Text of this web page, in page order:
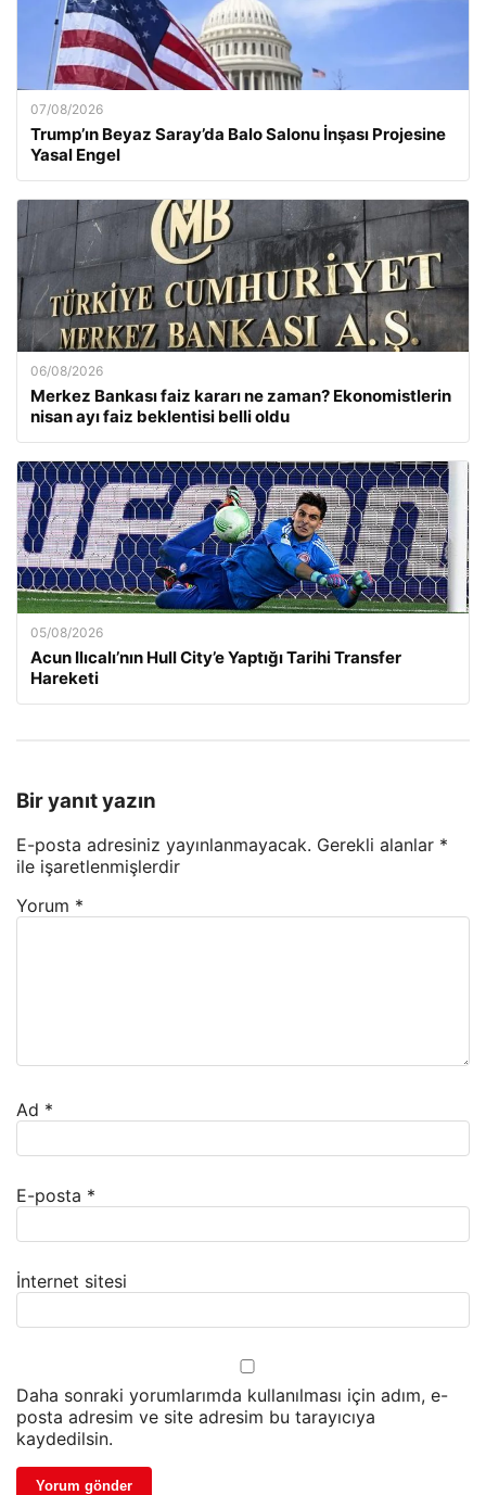
07/08/2026
Trump’ın Beyaz Saray’da Balo Salonu İnşası Projesine
Yasal Engel
06/08/2026
Merkez Bankası faiz kararı ne zaman? Ekonomistlerin
nisan ayı faiz beklentisi belli oldu
05/08/2026
Acun Ilıcalı’nın Hull City’e Yaptığı Tarihi Transfer
Hareketi
Bir yanıt yazın
E-posta adresiniz yayınlanmayacak. Gerekli alanlar *
ile işaretlenmişlerdir
Yorum *
Ad *
E-posta *
İnternet sitesi
Daha sonraki yorumlarımda kullanılması için adım, e-
posta adresim ve site adresim bu tarayıcıya
kaydedilsin.